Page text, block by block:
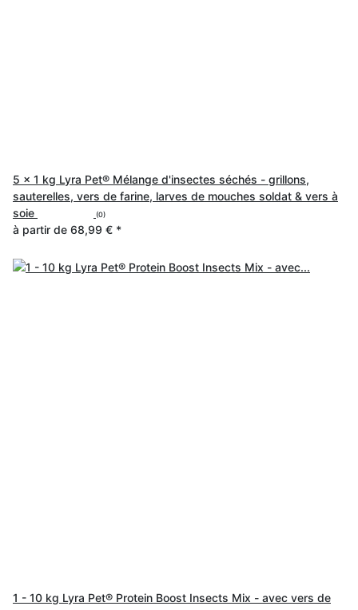
5 x 1 kg Lyra Pet® Mélange d'insectes séchés - grillons,
sauterelles, vers de farine, larves de mouches soldat & vers à
soie
(0)
à partir de 68,99 € *
1 - 10 kg Lyra Pet® Protein Boost Insects Mix - avec vers de